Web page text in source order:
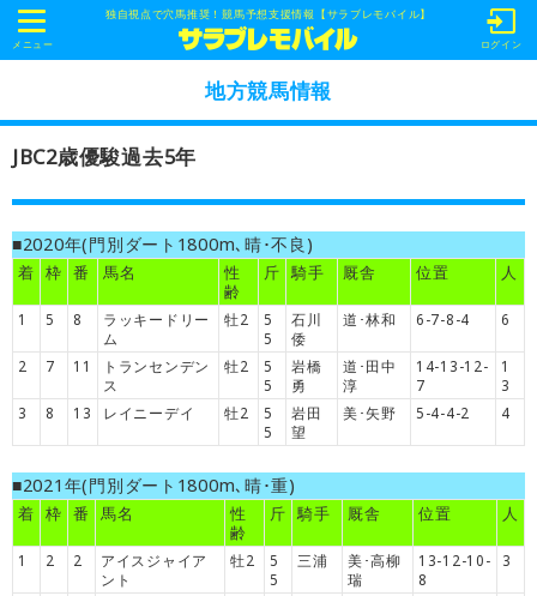
独自視点で穴馬推奨！競馬予想支援情報【サラブレモバイル】
t
o
g
e
a
g
t
i
o
メニュー ログイン
地方競馬情報
JBC2歳優駿過去5年
■2020年(門別ダート1800m､晴･不良)
着 枠 番 馬名
性
齢
斤 騎手 厩舎 位置 人
1 5 8
ラッキードリー
ム
牡2
5
5
石川
倭
道･林和 6-7-8-4 6
2 7 11
トランセンデン
ス
牡2
5
5
岩橋
勇
道･田中
淳
14-13-12-
7
1
3
3
8 13 レイニーデイ 牡2
5
5
岩田
望
美･矢野 5-4-4-2 4
■2021年(門別ダート1800m､晴･重)
着 枠 番 馬名
性
齢
斤 騎手 厩舎 位置 人
1 2 2
アイスジャイア
ント
牡2
5
5
三浦
美･高柳
瑞
13-12-10-
8
3